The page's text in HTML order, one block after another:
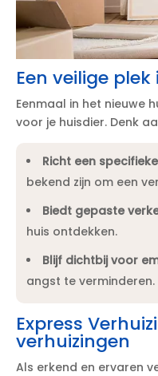
Een veilige
Eenmaal in het nieuwe
voor je huisdier.​ Denk
Richt een
bekend zijn om een
Biedt gepaste
huis ontdekken.​
Blijf dichtbij voor
angst te verminderen.​
Express
verhuizingen
Als erkend en ervaren